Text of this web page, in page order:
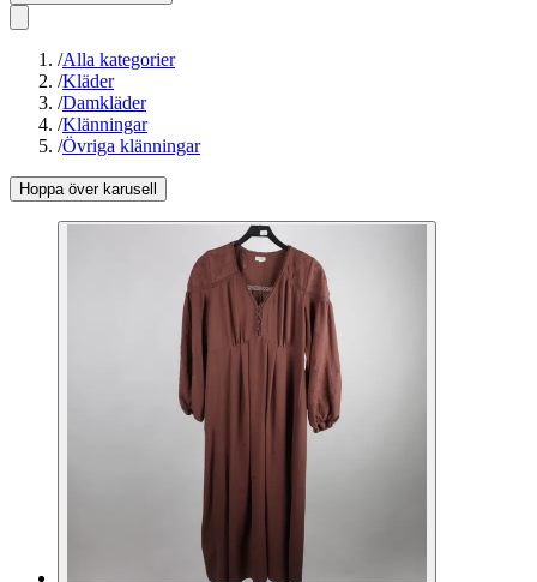
/Alla kategorier
/Kläder
/Damkläder
/Klänningar
/Övriga klänningar
Hoppa över karusell